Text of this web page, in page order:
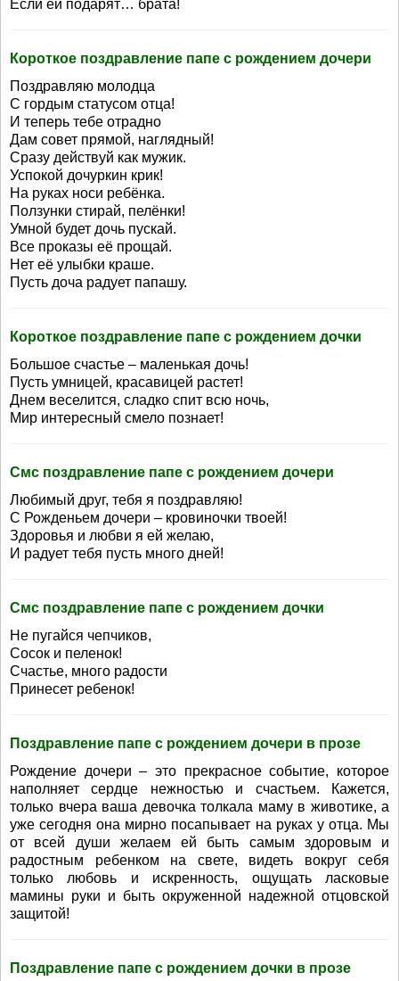
Если ей подарят… брата!
Короткое поздравление папе с рождением дочери
Поздравляю молодца
С гордым статусом отца!
И теперь тебе отрадно
Дам совет прямой, наглядный!
Сразу действуй как мужик.
Успокой дочуркин крик!
На руках носи ребёнка.
Ползунки стирай, пелёнки!
Умной будет дочь пускай.
Все проказы её прощай.
Нет её улыбки краше.
Пусть доча радует папашу.
Короткое поздравление папе с рождением дочки
Большое счастье – маленькая дочь!
Пусть умницей, красавицей растет!
Днем веселится, сладко спит всю ночь,
Мир интересный смело познает!
Смс поздравление папе с рождением дочери
Любимый друг, тебя я поздравляю!
С Рожденьем дочери – кровиночки твоей!
Здоровья и любви я ей желаю,
И радует тебя пусть много дней!
Смс поздравление папе с рождением дочки
Не пугайся чепчиков,
Сосок и пеленок!
Счастье, много радости
Принесет ребенок!
Поздравление папе с рождением дочери в прозе
Рождение дочери – это прекрасное событие, которое
наполняет сердце нежностью и счастьем. Кажется,
только вчера ваша девочка толкала маму в животике, а
уже сегодня она мирно посапывает на руках у отца. Мы
от всей души желаем ей быть самым здоровым и
радостным ребенком на свете, видеть вокруг себя
только любовь и искренность, ощущать ласковые
мамины руки и быть окруженной надежной отцовской
защитой!
Поздравление папе с рождением дочки в прозе